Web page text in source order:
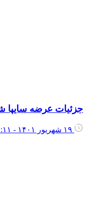
عرضه سایپا
۱۹ شهریور ۱۴۰۱ - ۱:۱۱